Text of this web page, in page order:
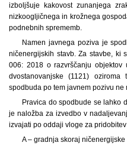
izboljšuje kakovost zunanjega
nizkoogljičnega in krožnega
podnebnih sprememb.
Namen javnega poziva je
ničenergijskih stavb. Za stavbe, ki
006: 2018 o razvrščanju objektov
dvostanovanjske (1121)
spodbuda po tem javnem pozivu ne
Pravica do spodbude se lahko
je naložba za izvedbo v
izvajati po oddaji vloge za
A – gradnja skoraj ničenergijske